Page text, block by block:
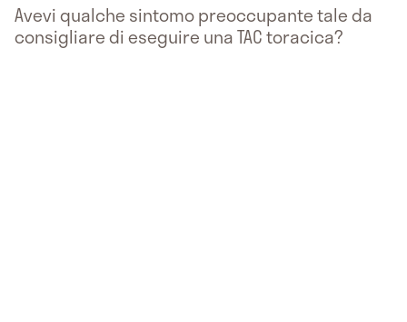
Avevi qualche sintomo preoccupante tale da
consigliare di eseguire una TAC toracica?